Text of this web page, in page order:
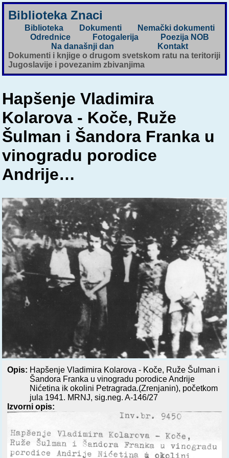
Biblioteka Znaci
Biblioteka Dokumenti
Nemački dokumenti
Odrednice
Fotogalerija
Poezija NOB
Na današnji dan
Kontakt
Dokumenti i knjige o drugom svetskom ratu na teritoriji
Jugoslavije i povezanim zbivanjima
Hapšenje Vladimira
Kolarova - Koče, Ruže
Šulman i Šandora Franka u
vinogradu porodice
Andrije…
Opis: Hapšenje Vladimira Kolarova - Koče, Ruže Šulman i
Šandora Franka u vinogradu porodice Andrije
Nićetina ik okolini Petragrada.(Zrenjanin), početkom
jula 1941. MRNJ, sig.neg. A-146/27
Izvorni opis: